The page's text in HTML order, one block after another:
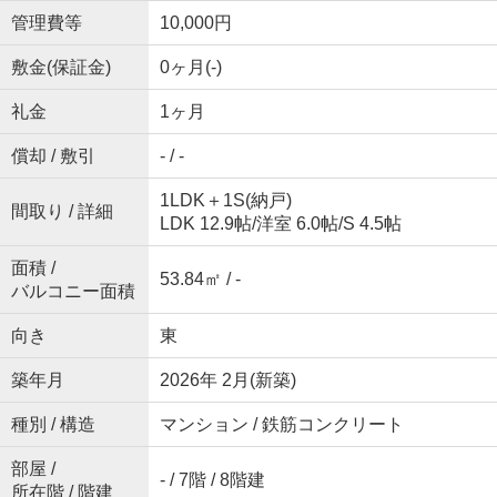
管理費等 10,000円
敷金(保証金) 0ヶ月(-)
礼金 1ヶ月
償却 / 敷引 - / -
間取り / 詳細
1LDK＋1S(納戸)
LDK 12.9帖/洋室 6.0帖/S 4.5帖
面積 /
バルコニー面積
53.84㎡ / -
向き 東
築年月 2026年 2月(新築)
種別 / 構造 マンション / 鉄筋コンクリート
部屋 /
所在階 / 階建
- / 7階 / 8階建